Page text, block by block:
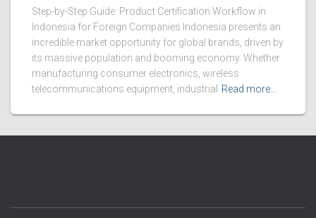
Step-by-Step Guide: Product Certification Workflow in
Indonesia for Foreign Companies Indonesia presents an
incredible market opportunity for global brands, driven by
its massive population and booming economy. Whether
manufacturing consumer electronics, wireless
telecommunications equipment, industrial
Read more…